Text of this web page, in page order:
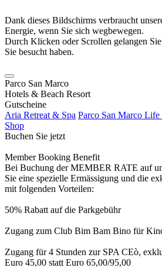
Dank dieses Bildschirms verbraucht
Energie, wenn Sie sich wegbewegen.
Durch Klicken oder Scrollen gelangen
Sie besucht haben.
Parco San Marco
Hotels & Beach Resort
Gutscheine
Aria Retreat & Spa Parco San Marco Life
Shop
Buchen Sie jetzt
Member Booking Benefit
Bei Buchung der MEMBER RATE auf
Sie eine spezielle Ermässigung und die
mit folgenden Vorteilen:
50% Rabatt auf die Parkgebühr
Zugang zum Club Bim Bam Bino für
Zugang für 4 Stunden zur SPA CEò,
Euro 45,00 statt Euro 65,00/95,00